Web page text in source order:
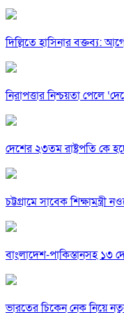
দিল্লিতে হাসিনার বক্তব্য:
নিরাপত্তার নিশ্চয়তা পেলে
দেশের ২৩তম রাষ্ট্রপতি কে
চট্টগ্রামে সাবেক
বাংলাদেশ-পাকিস্তানসহ ১৩
ভারতের চিকেন নেক নিয়ে